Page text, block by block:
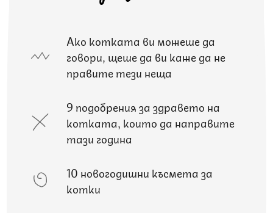
Ако котката ви можеше да
говори, щеше да ви каже да не
правите тези неща
9 подобрения за здравето на
котката, които да направите
тази година
10 новогодишни късмета за
котки